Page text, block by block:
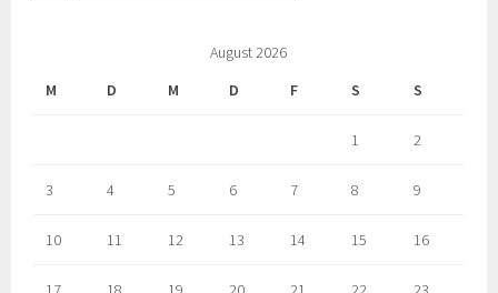
August 2026
M
D M D F S S
1 2
3 4 5 6 7 8 9
10 11 12 13 14 15 16